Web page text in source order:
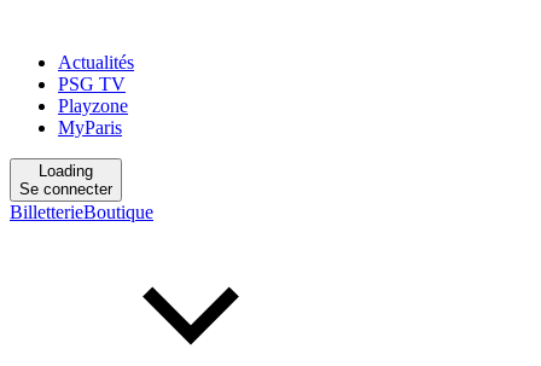
Actualités
PSG TV
Playzone
MyParis
Loading
Se connecter
BilletterieBoutique